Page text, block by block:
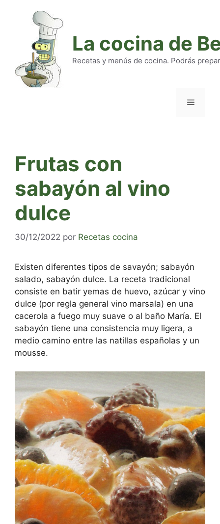
La cocina de
Recetas y menús de cocina. Podrás
Frutas con
sabayón al vino
dulce
30/12/2022 por Recetas cocina
Existen diferentes tipos de savayón; sabayón
salado, sabayón dulce. La receta tradicional
consiste en batir yemas de huevo, azúcar y vino
dulce (por regla general vino marsala) en una
cacerola a fuego muy suave o al baño María. El
sabayón tiene una consistencia muy ligera, a
medio camino entre las natillas españolas y un
mousse.